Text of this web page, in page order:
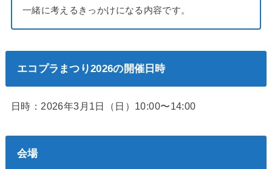
一緒に考えるきっかけになる内容です。
エコプラまつり2026の開催日時
日時：2026年3月1日（日）10:00〜14:00
会場